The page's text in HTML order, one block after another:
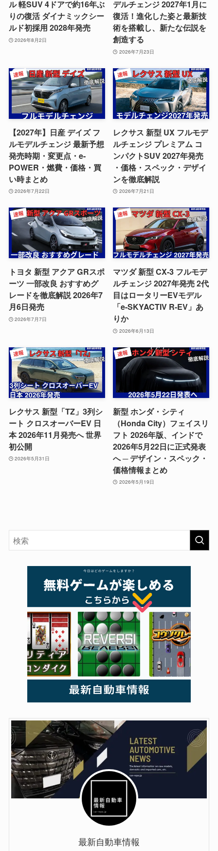
ル 軽SUV 4ドアで約16年ぶ
りの復活 ダイナミックシー
ルド初採用 2028年発売
2026年8月2日
デルチェンジ 2027年1月に
復活！進化した姿と最新技
術を搭載し、新たな伝説を
創造する
2026年7月23日
【2027年】日産 デイズ フ
ルモデルチェンジ 最新予想
発売時期・変更点・e-
POWER・燃費・価格・買
い時まとめ
2026年7月22日
レクサス 新型 UX フルモデ
ルチェンジ プレミアム コ
ンパクトSUV 2027年発売
・価格・スペック・デザイ
ンを徹底解説
2026年7月21日
トヨタ 新型 アクア GRスポ
ーツ 一部改良 おすすめグ
レードを徹底解説 2026年7
月6日発売
2026年7月7日
マツダ 新型 CX-3 フルモデ
ルチェンジ 2027年発売 2代
目はロータリーEVモデル
「e-SKYACTIV R-EV」あ
りか
2026年6月13日
レクサス 新型「TZ」3列シ
ート クロスオーバーEV 日
本 2026年11月発売へ 世界
初公開
2026年5月31日
新型 ホンダ・シティ
（Honda City）フェイスリ
フト 2026年版、インドで
2026年5月22日に正式発表
へ ─ デザイン・スペック・
価格情報まとめ
2026年5月19日
最新自動車情報